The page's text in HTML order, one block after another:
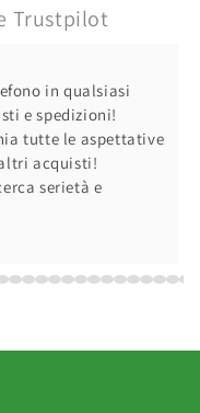
Trustpilot
in qualsiasi
e spedizioni!
tutte le aspettative
acquisti!
serietà e